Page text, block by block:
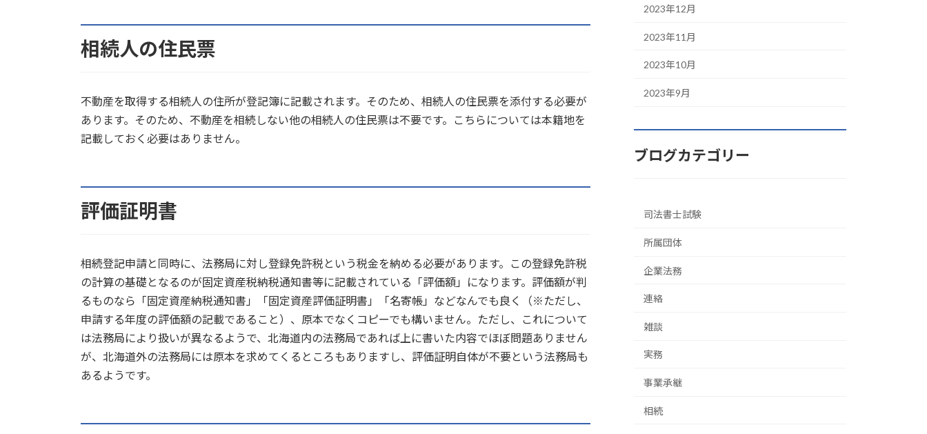
相続人の住民票
不動産を取得する相続人の住所が登記簿に記載されます。そのため、相続人の住民票を添付する必要が
あります。そのため、不動産を相続しない他の相続人の住民票は不要です。こちらについては本籍地を
記載しておく必要はありません。
評価証明書
相続登記申請と同時に、法務局に対し登録免許税という税金を納める必要があります。この登録免許税
の計算の基礎となるのが固定資産税納税通知書等に記載されている「評価額」になります。評価額が判
るものなら「固定資産納税通知書」「固定資産評価証明書」「名寄帳」などなんでも良く（※ただし、
申請する年度の評価額の記載であること）、原本でなくコピーでも構いません。ただし、これについて
は法務局により扱いが異なるようで、北海道内の法務局であれば上に書いた内容でほぼ問題ありません
が、北海道外の法務局には原本を求めてくるところもありますし、評価証明自体が不要という法務局も
あるようです。
2023年12月
2023年11月
2023年10月
2023年9月
ブログカテゴリー
司法書士試験
所属団体
企業法務
連絡
雑談
実務
事業承継
相続